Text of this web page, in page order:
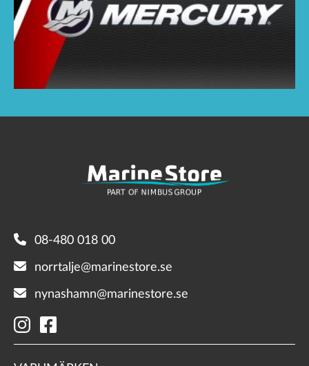
08-480 018 00
norrtalje@marinestore.se
nynashamn@marinestore.se